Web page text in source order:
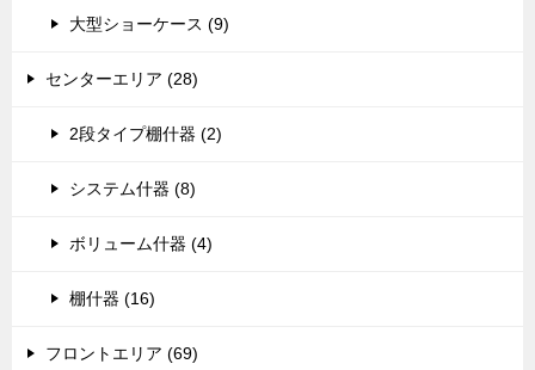
大型ショーケース (9)
センターエリア (28)
2段タイプ棚什器 (2)
システム什器 (8)
ボリューム什器 (4)
棚什器 (16)
フロントエリア (69)